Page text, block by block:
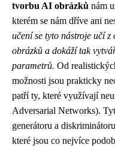
tvorbu AI obrázků nám
kterém se nám dříve ani
učení se tyto nástroje učí
obrázků a dokáží tak
parametrů. Od
možnosti jsou prakticky
patří ty, které využívají
Adversarial Networks).
generátoru a
které jsou co nejvíce